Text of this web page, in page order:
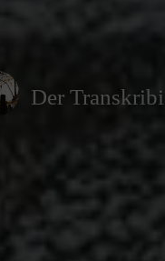
Der